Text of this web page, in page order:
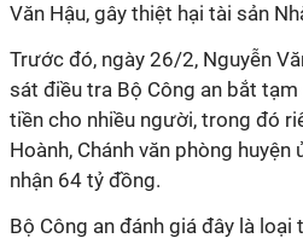
Văn Hậu, gây thiệt hại tài sản
Trước đó, ngày 26/2, Nguyễn
sát điều tra Bộ Công an bắt
tiền cho nhiều người, trong đó
Hoành, Chánh văn phòng
nhận 64 tỷ đồng.
Bộ Công an đánh giá đây là